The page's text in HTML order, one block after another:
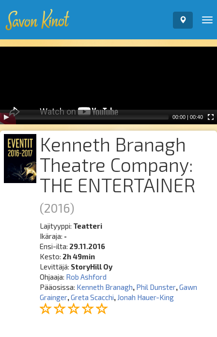
00:00 | 00:40
Kenneth Branagh
Theatre Company:
THE ENTERTAINER
(2016)
Lajityyppi: Teatteri
Ikäraja: -
Ensi-ilta: 29.11.2016
Kesto: 2h 49min
Levittäjä: StoryHill Oy
Ohjaaja: Rob Ashford
Pääosissa: Kenneth Branagh, Phil Dunster,Gawn
Grainger,Greta Scacchi, Jonah Hauer-King